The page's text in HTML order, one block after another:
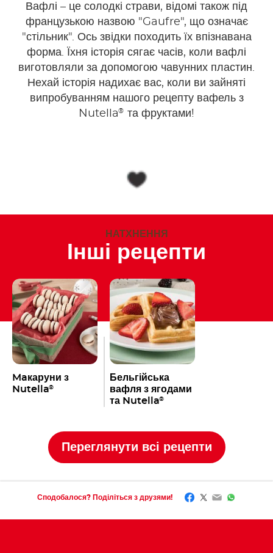
Вафлі – це солодкі страви, відомі також під
французькою назвою "Gaufre", що означає
"стільник". Ось звідки походить їх впізнавана
форма. Їхня історія сягає часів, коли вафлі
виготовляли за допомогою чавунних пластин.
Нехай історія надихає вас, коли ви зайняті
випробуванням нашого рецепту вафель з
Nutella® та фруктами!
НАТХНЕННЯ
Інші рецепти
Maкаруни з
Nutella®
Бельгійська
вафля з ягодами
та Nutella®
Переглянути всі рецепти
Сподобалося? Поділіться з друзями! Facebook
Twitter
Email